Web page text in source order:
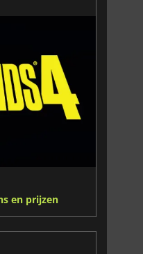
en prijzen